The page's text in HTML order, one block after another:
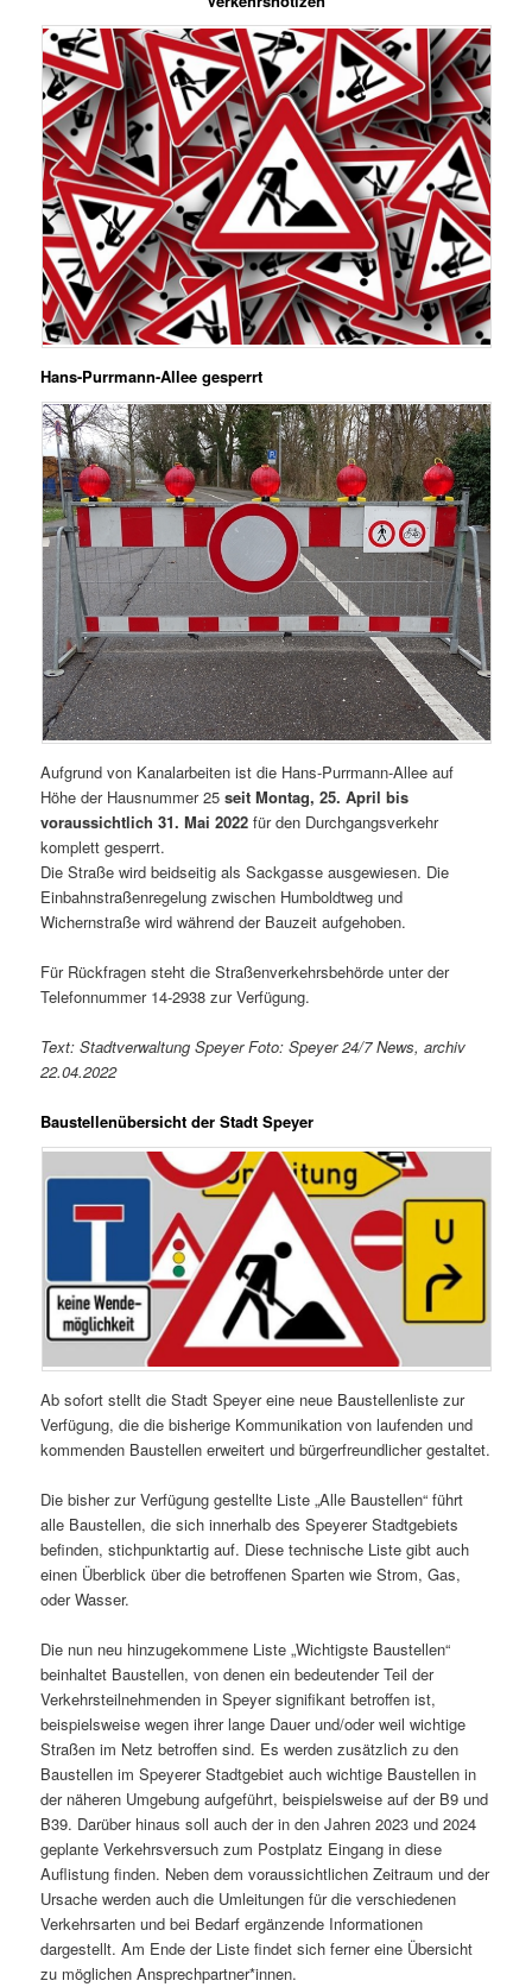
Hans-Purrmann-Allee gesperrt
Aufgrund von Kanalarbeiten ist die Hans-Purrmann-Allee auf
Höhe der Hausnummer 25seit Montag, 25. April bis
voraussichtlich 31. Mai 2022für den Durchgangsverkehr
komplett gesperrt.
Die Straße wird beidseitig als Sackgasse ausgewiesen. Die
Einbahnstraßenregelung zwischen Humboldtweg und
Wichernstraße wird während der Bauzeit aufgehoben.
Für Rückfragen steht die Straßenverkehrsbehörde unter der
Telefonnummer 14-2938 zur Verfügung.
Text: Stadtverwaltung Speyer Foto: Speyer 24/7 News, archiv
22.04.2022
Baustellenübersicht der Stadt Speyer
Ab sofort stellt die Stadt Speyer eine neue Baustellenliste zur
Verfügung, die die bisherige Kommunikation von laufenden und
kommenden Baustellen erweitert und bürgerfreundlicher gestaltet.
Die bisher zur Verfügung gestellte Liste „Alle Baustellen“ führt
alle Baustellen, die sich innerhalb des Speyerer Stadtgebiets
befinden, stichpunktartig auf. Diese technische Liste gibt auch
einen Überblick über die betroffenen Sparten wie Strom, Gas,
oder Wasser.
Die nun neu hinzugekommene Liste „Wichtigste Baustellen“
beinhaltet Baustellen, von denen ein bedeutender Teil der
Verkehrsteilnehmenden in Speyer signifikant betroffen ist,
beispielsweise wegen ihrer lange Dauer und/oder weil wichtige
Straßen im Netz betroffen sind. Es werden zusätzlich zu den
Baustellen im Speyerer Stadtgebiet auch wichtige Baustellen in
der näheren Umgebung aufgeführt, beispielsweise auf der B9 und
B39. Darüber hinaus soll auch der in den Jahren 2023 und 2024
geplante Verkehrsversuch zum Postplatz Eingang in diese
Auflistung finden. Neben dem voraussichtlichen Zeitraum und der
Ursache werden auch die Umleitungen für die verschiedenen
Verkehrsarten und bei Bedarf ergänzende Informationen
dargestellt. Am Ende der Liste findet sich ferner eine Übersicht
zu möglichen Ansprechpartner*innen.